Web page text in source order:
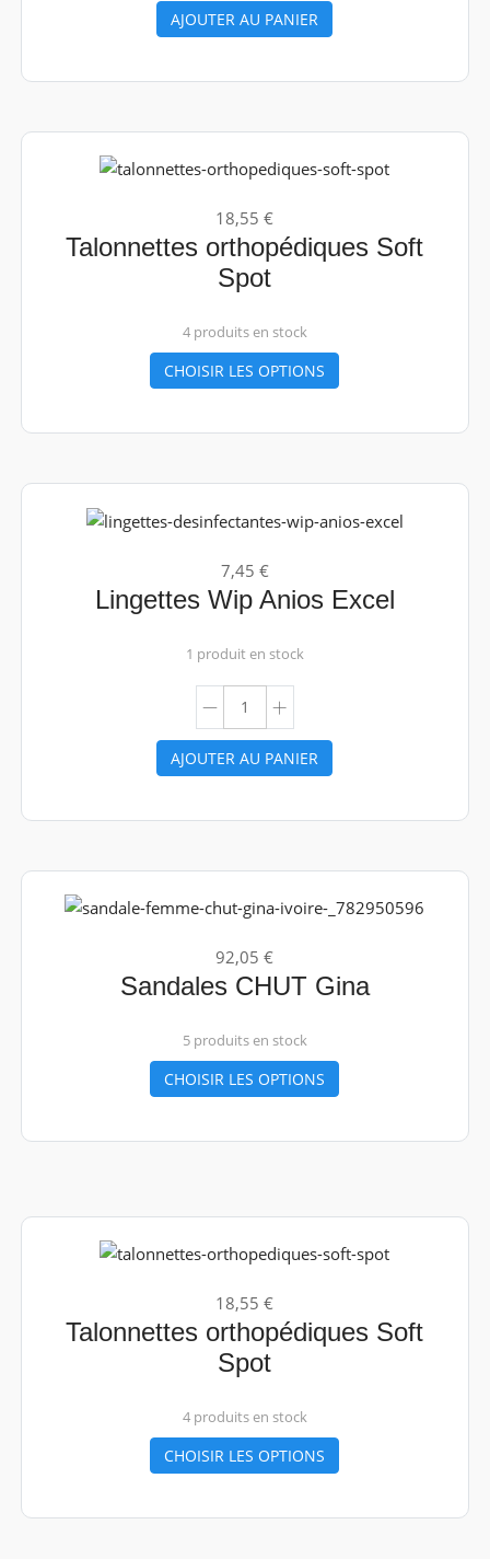
AJOUTER AU PANIER
18,55 €
Talonnettes orthopédiques Soft
Spot
4 produits en stock
CHOISIR LES OPTIONS
7,45 €
Lingettes Wip Anios Excel
1 produit en stock
AJOUTER AU PANIER
92,05 €
Sandales CHUT Gina
5 produits en stock
CHOISIR LES OPTIONS
18,55 €
Talonnettes orthopédiques Soft
Spot
4 produits en stock
CHOISIR LES OPTIONS